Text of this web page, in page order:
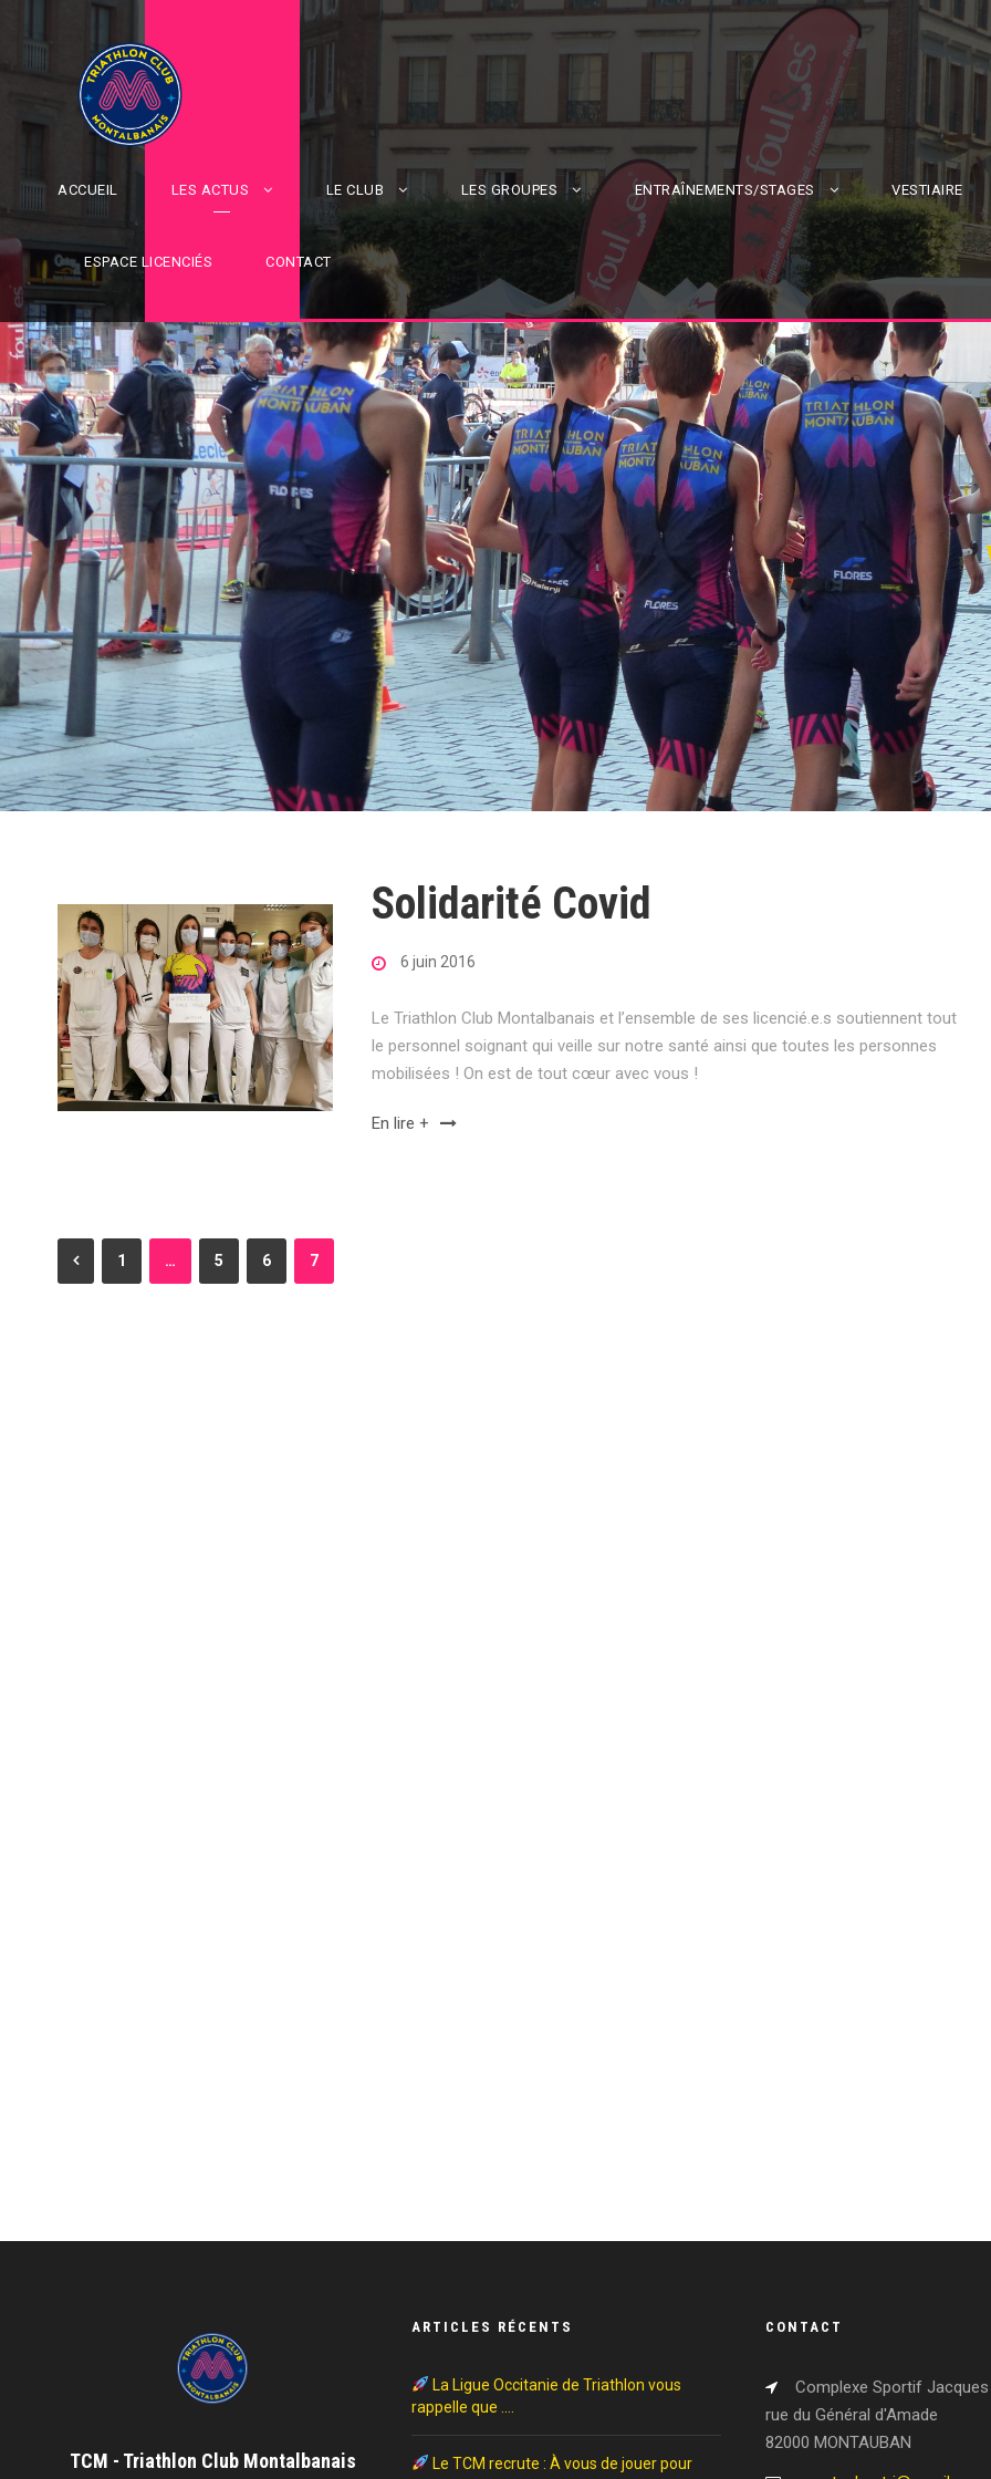
ACCUEIL LES ACTUS LE CLUB LES GROUPES ENTRAÎNEMENTS/STAGES VESTIAIRE
ESPACE LICENCIÉS CONTACT
Solidarité Covid
6 juin 2016
Le Triathlon Club Montalbanais et l’ensemble de ses licencié.e.s soutiennent tout
le personnel soignant qui veille sur notre santé ainsi que toutes les personnes
mobilisées ! On est de tout cœur avec vous !
En lire +
1 … 5 6 7
TCM - Triathlon Club Montalbanais
ARTICLES RÉCENTS
La Ligue Occitanie de Triathlon vous
rappelle que ….
Le TCM recrute : À vous de jouer pour
CONTACT
Complexe Sportif
rue du Général d'Amade
82000 MONTAUBAN